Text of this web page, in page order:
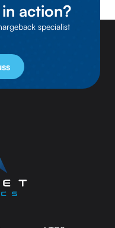
action?
specialist